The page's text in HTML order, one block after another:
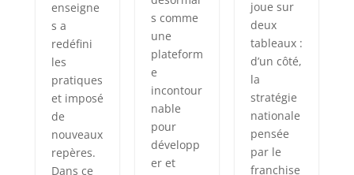
enseigne
s a
redéfini
les
pratiques
et imposé
de
nouveaux
repères.
Dans ce
s comme
une
plateform
e
incontour
nable
pour
développ
er et
joue sur
deux
tableaux :
d’un côté,
la
stratégie
nationale
pensée
par le
franchise